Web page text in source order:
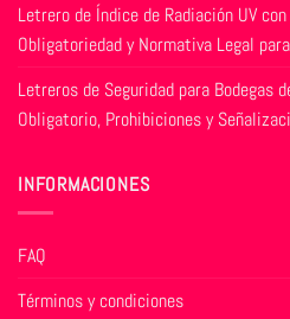
Letrero de Índice de Radiación UV
Obligatoriedad y Normativa Legal
Letreros de Seguridad para Bodegas
Obligatorio, Prohibiciones y
INFORMACIONES
FAQ
Términos y condiciones